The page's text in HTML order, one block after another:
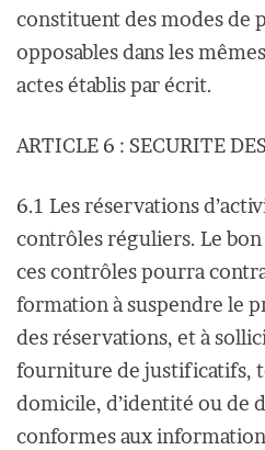
constituent des modes de
opposables dans les
actes établis par écrit.
ARTICLE 6 : SECURITE
6.1 Les réservations
contrôles réguliers. Le
ces contrôles pourra
formation à suspendre le
des réservations, et à
fourniture de justificatifs,
domicile, d’identité ou de
conformes aux